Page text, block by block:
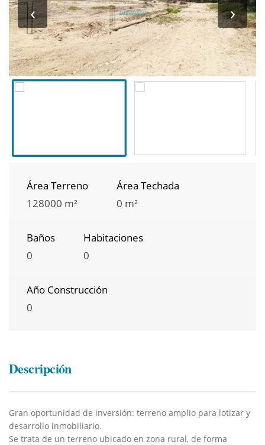
‹ ›
Área Terreno
128000 m²
Área Techada
0 m²
Baños
0
Habitaciones
0
Año Construcción
0
Descripción
Gran oportunidad de inversión: terreno amplio para lotizar y
desarrollo inmobiliario.
Se trata de un terreno ubicado en zona rural, de forma